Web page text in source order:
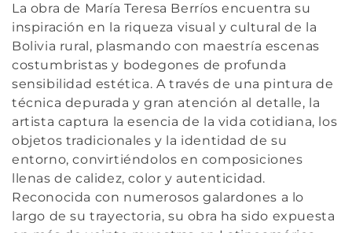
e
c
c
i
ó
n
:
La obra de María Teresa Berríos encuentra su
inspiración en la riqueza visual y cultural de la
Bolivia rural, plasmando con maestría escenas
costumbristas y bodegones de profunda
sensibilidad estética. A través de una pintura de
técnica depurada y gran atención al detalle, la
artista captura la esencia de la vida cotidiana, los
objetos tradicionales y la identidad de su
entorno, convirtiéndolos en composiciones
llenas de calidez, color y autenticidad.
Reconocida con numerosos galardones a lo
largo de su trayectoria, su obra ha sido expuesta